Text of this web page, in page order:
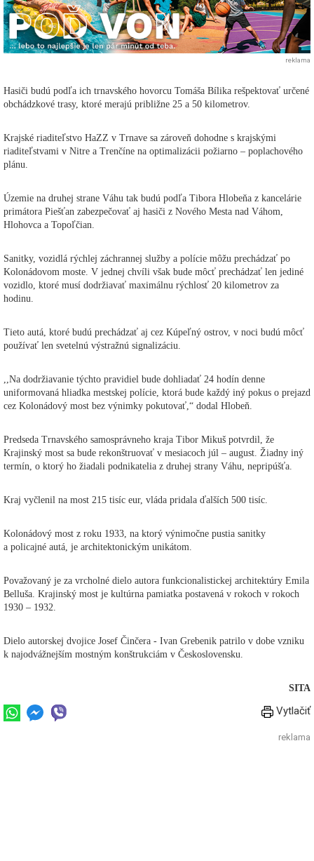
reklama
Hasiči budú podľa ich trnavského hovorcu Tomáša Bílika rešpektovať určené
obchádzkové trasy, ktoré merajú približne 25 a 50 kilometrov.
Krajské riaditeľstvo HaZZ v Trnave sa zároveň dohodne s krajskými
riaditeľstvami v Nitre a Trenčíne na optimalizácii požiarno – poplachového
plánu.
Územie na druhej strane Váhu tak budú podľa Tibora Hlobeňa z kancelárie
primátora Piešťan zabezpečovať aj hasiči z Nového Mesta nad Váhom,
Hlohovca a Topoľčian.
Sanitky, vozidlá rýchlej záchrannej služby a polície môžu prechádzať po
Kolonádovom moste. V jednej chvíli však bude môcť prechádzať len jediné
vozidlo, ktoré musí dodržiavať maximálnu rýchlosť 20 kilometrov za
hodinu.
Tieto autá, ktoré budú prechádzať aj cez Kúpeľný ostrov, v noci budú môcť
používať len svetelnú výstražnú signalizáciu.
,,Na dodržiavanie týchto pravidiel bude dohliadať 24 hodín denne
uniformovaná hliadka mestskej polície, ktorá bude každý iný pokus o prejazd
cez Kolonádový most bez výnimky pokutovať,“ dodal Hlobeň.
Predseda Trnavského samosprávneho kraja Tibor Mikuš potvrdil, že
Krajinský most sa bude rekonštruovať v mesiacoch júl – august. Žiadny iný
termín, o ktorý ho žiadali podnikatelia z druhej strany Váhu, nepripúšťa.
Kraj vyčlenil na most 215 tisíc eur, vláda pridala ďalších 500 tisíc.
Kolonádový most z roku 1933, na ktorý výnimočne pustia sanitky
a policajné autá, je architektonickým unikátom.
Považovaný je za vrcholné dielo autora funkcionalistickej architektúry Emila
Belluša. Krajinský most je kultúrna pamiatka postavená v rokoch v rokoch
1930 – 1932.
Dielo autorskej dvojice Josef Činčera - Ivan Grebenik patrilo v dobe vzniku
k najodvážnejším mostným konštrukciám v Československu.
SITA
Vytlačiť
reklama